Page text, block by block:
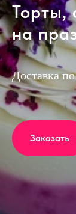
Торты,
на
Доставка
Заказать